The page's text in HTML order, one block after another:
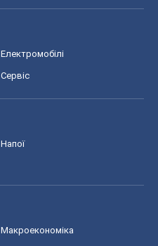
Електромобілі
Сервіс
Напої
Макроекономіка